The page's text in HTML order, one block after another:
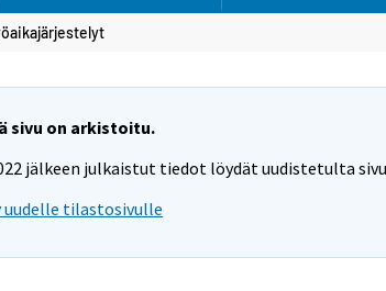
sivu on arkistoitu.
jälkeen julkaistut tiedot löydät uudistetulta
uudelle tilastosivulle